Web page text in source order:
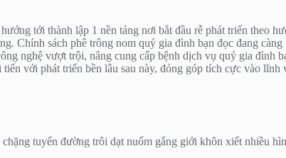
tới thành lập 1 nền tảng nơi bắt đầu rễ phát triển theo
Chính sách phê trông nom quý gia đình bạn đọc đang
nghệ vượt trội, nâng cung cấp bệnh dịch vụ quý gia đình
với phát triển bền lâu sau này, đóng góp tích cực vào